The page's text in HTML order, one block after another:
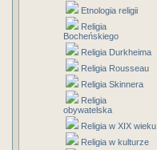
Etnologia religii
Religia
Bocheńskiego
Religia Durkheima
Religia Rousseau
Religia Skinnera
Religia
obywatelska
Religia w XIX wieku
Religia w kulturze